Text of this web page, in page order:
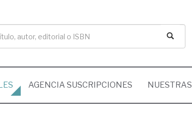
AGENCIA SUSCRIPCIONES NUESTRAS